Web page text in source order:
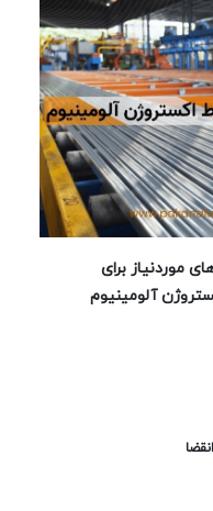
موردنیاز برای
آلومینیوم